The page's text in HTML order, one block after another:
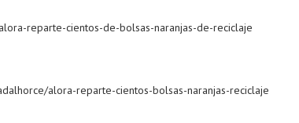
reparte-cientos-de-bolsas-naranjas-de-reciclaje
alora-reparte-cientos-bolsas-naranjas-reciclaje